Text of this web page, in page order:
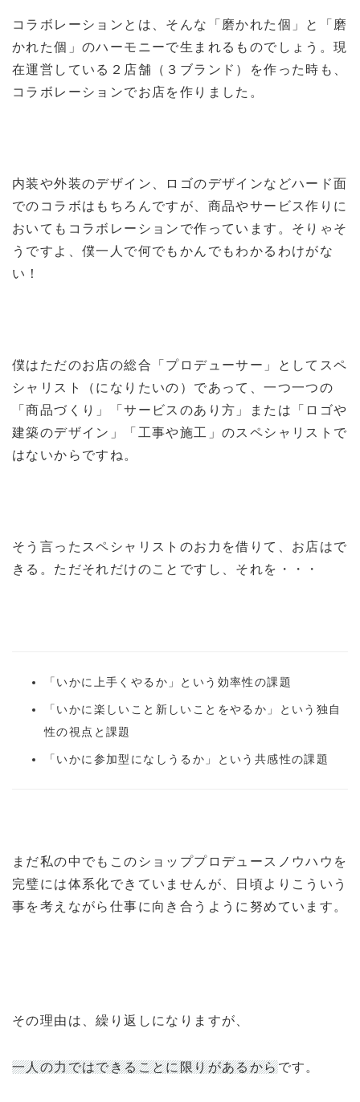
コラボレーションとは、そんな「磨かれた個」と「磨
かれた個」のハーモニーで生まれるものでしょう。現
在運営している２店舗（３ブランド）を作った時も、
コラボレーションでお店を作りました。
内装や外装のデザイン、ロゴのデザインなどハード面
でのコラボはもちろんですが、商品やサービス作りに
おいてもコラボレーションで作っています。そりゃそ
うですよ、僕一人で何でもかんでもわかるわけがな
い！
僕はただのお店の総合「プロデューサー」としてスペ
シャリスト（になりたいの）であって、一つ一つの
「商品づくり」「サービスのあり方」または「ロゴや
建築のデザイン」「工事や施工」のスペシャリストで
はないからですね。
そう言ったスペシャリストのお力を借りて、お店はで
きる。ただそれだけのことですし、それを・・・
「いかに上手くやるか」という効率性の課題
「いかに楽しいこと新しいことをやるか」という独自
性の視点と課題
「いかに参加型になしうるか」という共感性の課題
まだ私の中でもこのショッププロデュースノウハウを
完璧には体系化できていませんが、日頃よりこういう
事を考えながら仕事に向き合うように努めています。
その理由は、繰り返しになりますが、
一人の力ではできることに限りがあるからです。